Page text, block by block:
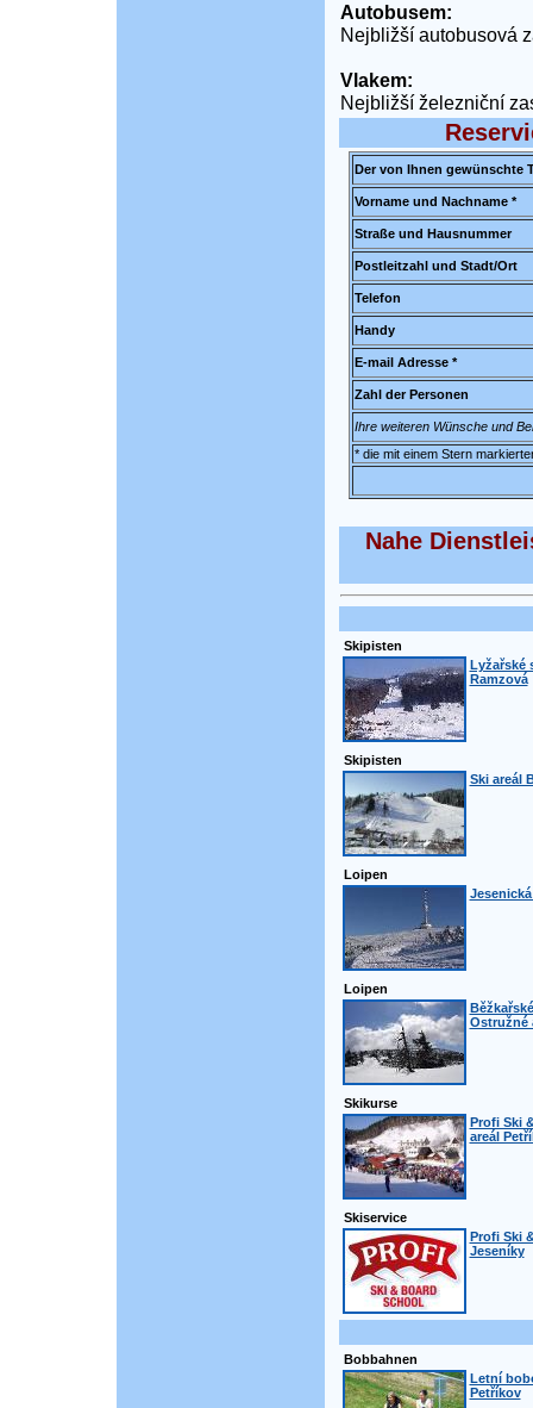
Autobusem:
Nejbližší autobusová
Vlakem:
Nejbližší železniční
Der von Ihnen gewünschte
Vorname und Nachname *
Straße und Hausnummer
Postleitzahl und Stadt/Ort
Telefon
Handy
E-mail Adresse *
Zahl der Personen
Ihre weiteren Wünsche und
* die mit einem Stern
Nahe
Skipisten
Lyžařské
Ramzová
Skipisten
Ski areál
Loipen
Loipen
Ostružné
Skikurse
Profi Ski
areál
Skiservice
Profi Ski
Jeseníky
Bobbahnen
Letní
Petříkov